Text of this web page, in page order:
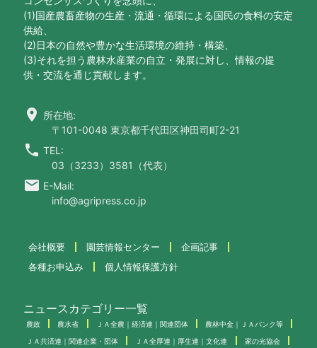
(1)国産農畜産物の生産・流通・循環による国民の食料の安定
供給、
(2)日本の自然や豊かな生活環境の維持・構築、
(3)それを担う農林水産業の自立・発展に対し、情報の提
供・交流を通じ貢献します。
location_on 所在地:
〒101-0048 東京都千代田区神田司町2-21
call TEL:
03（3233）3581（代表）
email E-Mail:
info@agripress.co.jp
会社概要 園芸情報センター
企画記事
各種お申込み
個人情報保護方針
ニュースカテゴリー一覧
農政 農水省 ＪＡ全農｜経済連｜関連団体 農林中金｜ＪＡバンク等
ＪＡ共済連｜関連企業・団体 ＪＡ全厚連｜厚生連｜文化連 家の光協会